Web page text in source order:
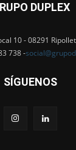
DUPLEX
10 - 08291
738 -
SÍGUENOS